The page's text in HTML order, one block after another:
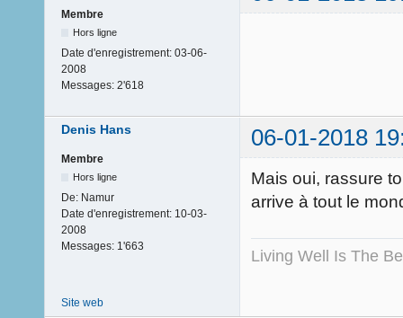
Membre
Hors ligne
Date d'enregistrement: 03-06-
2008
Messages: 2'618
Denis Hans 06-01-2018
Membre
Hors ligne
De: Namur
Date d'enregistrement: 10-03-
2008
Messages: 1'663
Mais oui, rassure
arrive à tout le
Living Well Is The
Site web